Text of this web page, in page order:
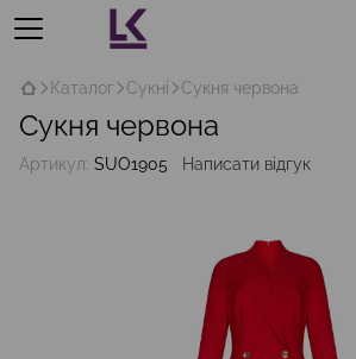
Каталог Сукні Сукня червона
Сукня червона
Артикул: SUO1905 Написати відгук